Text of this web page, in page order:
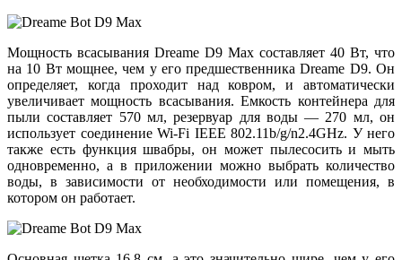
Мощность всасывания Dreame D9 Max составляет 40 Вт, что
на 10 Вт мощнее, чем у его предшественника Dreame D9. Он
определяет, когда проходит над ковром, и автоматически
увеличивает мощность всасывания. Емкость контейнера для
пыли составляет 570 мл, резервуар для воды — 270 мл, он
использует соединение Wi-Fi IEEE 802.11b/g/n2.4GHz. У него
также есть функция швабры, он может пылесосить и мыть
одновременно, а в приложении можно выбрать количество
воды, в зависимости от необходимости или помещения, в
котором он работает.